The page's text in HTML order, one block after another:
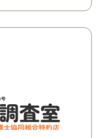
る日を境に、家の前にゴ
ちろんゴミ出し場に出す
風で飛んできたのかと思
い、気にせずいましたが
頻繁にゴミが置いてある